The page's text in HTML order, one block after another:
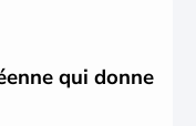
autonomie. Le pays
a vu naître dans tous
en passant par la
Thomas Mann,
partie.
qui donne